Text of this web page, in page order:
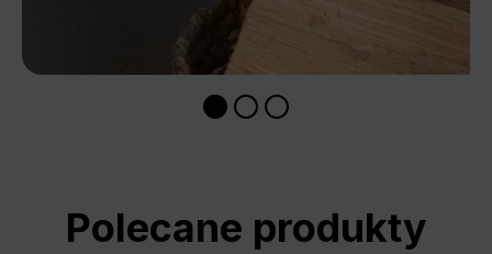
Pomiń galerię produktów
Polecane produkty